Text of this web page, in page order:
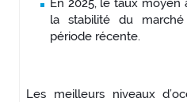
En 2025, le taux moyen
la stabilité du
période récente.
Les meilleurs niveaux